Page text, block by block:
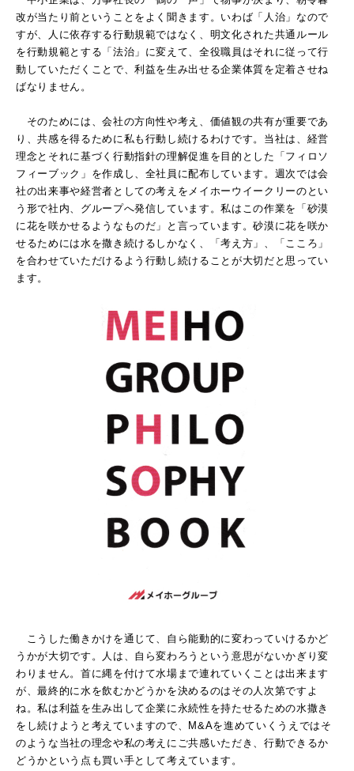
改が当たり前ということをよく聞きます。いわば「人治」なので
すが、人に依存する行動規範ではなく、明文化された共通ルール
を行動規範とする「法治」に変えて、全役職員はそれに従って行
動していただくことで、利益を生み出せる企業体質を定着させね
ばなりません。
そのためには、会社の方向性や考え、価値観の共有が重要であ
り、共感を得るために私も行動し続けるわけです。当社は、経営
理念とそれに基づく行動指針の理解促進を目的とした「フィロソ
フィーブック」を作成し、全社員に配布しています。週次では会
社の出来事や経営者としての考えをメイホーウイークリーのとい
う形で社内、グループへ発信しています。私はこの作業を「砂漠
に花を咲かせるようなものだ」と言っています。砂漠に花を咲か
せるためには水を撒き続けるしかなく、「考え方」、「こころ」
を合わせていただけるよう行動し続けることが大切だと思ってい
ます。
こうした働きかけを通じて、自ら能動的に変わっていけるかど
うかが大切です。人は、自ら変わろうという意思がないかぎり変
わりません。首に縄を付けて水場まで連れていくことは出来ます
が、最終的に水を飲むかどうかを決めるのはその人次第ですよ
ね。私は利益を生み出して企業に永続性を持たせるための水撒き
をし続けようと考えていますので、M&Aを進めていくうえではそ
のような当社の理念や私の考えにご共感いただき、行動できるか
どうかという点も買い手として考えています。